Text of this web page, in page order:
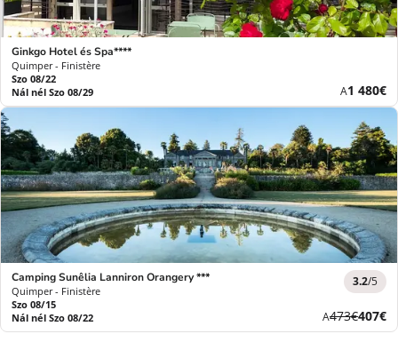
Ginkgo Hotel és Spa****
Quimper - Finistère
Szo 08/22
Nál nél Szo 08/29
AÚj
ár
1 480€
Camping Sunêlia Lanniron Orangery ***
Quimper - Finistère
3.2/5
Szo 08/15
Nál nél Szo 08/22
AKorábbi
díj
473€Új
ár
407€